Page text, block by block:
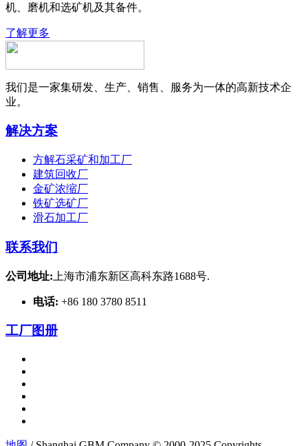
机、磨机和选矿机及其备件。
了解更多
我们是一家集研发、生产、销售、服务为一体的高新技术企
业。
解决方案
方解石采矿和加工厂
建筑回收厂
金矿浓缩厂
铁矿选矿厂
滑石加工厂
联系我们
公司地址: 上海市浦东新区高科东路1688号.
电话: +86 180 3780 8511
工厂图册